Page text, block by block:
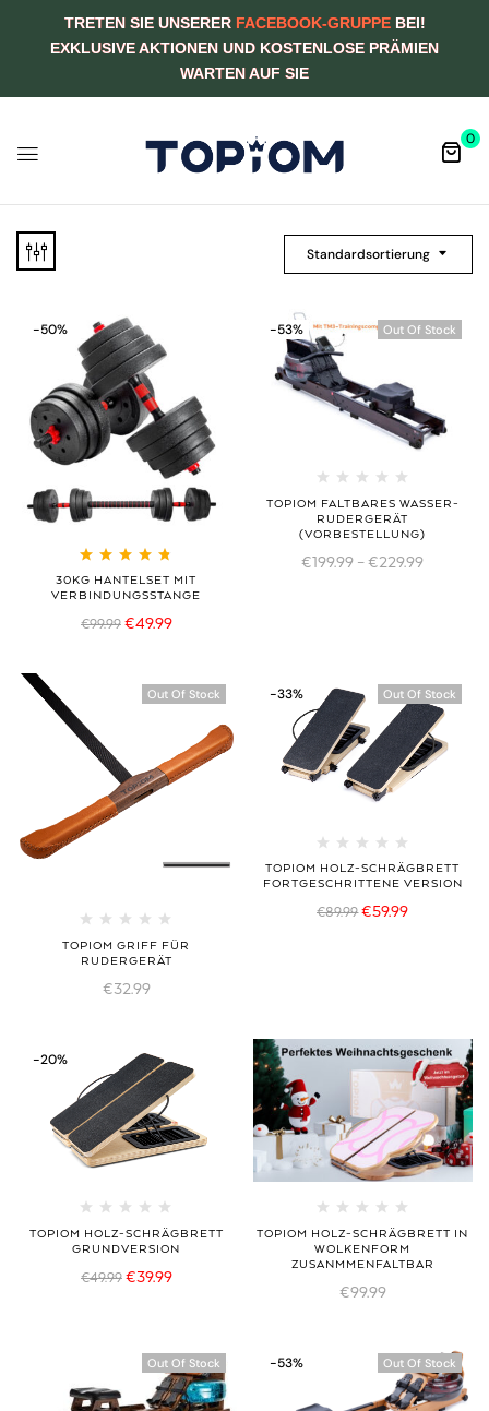
TRETEN SIE UNSERER FACEBOOK-GRUPPEBEI!
EXKLUSIVE AKTIONEN UND KOSTENLOSE PRÄMIEN
WARTEN AUF SIE
0
Standardsortierung
-50%
Bewertet mit
4.80 von 5
30KG HANTELSET MIT
VERBINDUNGSSTANGE
€99.99 €49.99
-53% Out Of Stock
TOPIOM FALTBARES WASSER-
RUDERGERÄT
(VORBESTELLUNG)
€199.99 –€229.99
Out Of Stock
TOPIOM GRIFF FÜR
RUDERGERÄT
€32.99
-33% Out Of Stock
TOPIOM HOLZ-SCHRÄGBRETT
FORTGESCHRITTENE VERSION
€89.99 €59.99
-20%
TOPIOM HOLZ-SCHRÄGBRETT
GRUNDVERSION
€49.99 €39.99
TOPIOM HOLZ-SCHRÄGBRETT IN
WOLKENFORM
ZUSANMMENFALTBAR
€99.99
Out Of Stock -53% Out Of Stock